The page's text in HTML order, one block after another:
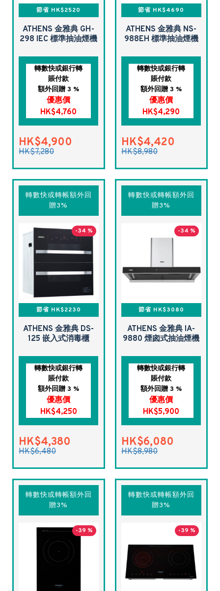
節省 HK$2520
ATHENS 金雅典 GH-
298 IEC 標準抽油煙機
轉數快或銀行轉
賬付款
額外回贈 3 %
優惠價
HK$4,760
HK$4,900
HK$7,280
節省 HK$4690
ATHENS 金雅典 NS-
988EH 標準抽油煙機
轉數快或銀行轉
賬付款
額外回贈 3 %
優惠價
HK$4,290
HK$4,420
HK$8,980
轉數快或轉帳額外回
贈3%
-34 %
節省 HK$2230
ATHENS 金雅典 DS-
125 嵌入式消毒櫃
轉數快或銀行轉
賬付款
額外回贈 3 %
優惠價
HK$4,250
HK$4,380
HK$6,480
轉數快或轉帳額外回
贈3%
-34 %
節省 HK$3080
ATHENS 金雅典 IA-
9880 煙囪式抽油煙機
轉數快或銀行轉
賬付款
額外回贈 3 %
優惠價
HK$5,900
HK$6,080
HK$8,980
轉數快或轉帳額外回
贈3%
-39 %
轉數快或轉帳額外回
贈3%
-39 %